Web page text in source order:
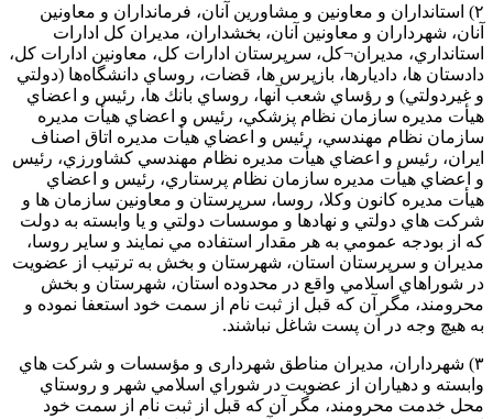
۲) استانداران و معاونين و مشاورين آنان، فرمانداران و معاونين
آنان، شهرداران و معاونین آنان، بخشداران، مديران كل ادارات
استانداري، مديران¬كل، سرپرستان ادارات كل، معاونين ادارات كل،
دادستان ها، داديارها، بازپرس ها، قضات، روساي دانشگاه‌ها (دولتي
و غيردولتي) و رؤساي شعب آنها، روساي بانك ها، رئيس و اعضاي
هيأت مديره سازمان نظام پزشكي، رئيس و اعضاي هيأت مديره
سازمان نظام مهندسي، رئيس و اعضاي هيأت مديره اتاق اصناف
ايران، رئيس و اعضاي هيأت مديره نظام مهندسي كشاورزي، رئيس
و اعضاي هيأت مديره سازمان نظام پرستاري، رئيس و اعضاي
هيأت مديره كانون وكلا، روسا، سرپرستان و معاونين سازمان ها و
شركت هاي دولتي و نهادها و موسسات دولتي و يا وابسته به دولت
كه از بودجه عمومي به هر مقدار استفاده مي نمايند و ساير روسا،
مديران و سرپرستان استان، شهرستان و بخش به ترتيب از عضويت
در شوراهاي اسلامي واقع در محدوده استان، شهرستان و بخش
محرومند، مگر آن كه قبل از ثبت نام از سمت خود استعفا نموده و
به هيچ وجه در آن پست شاغل نباشند.
۳) شهرداران، مديران مناطق شهرداری و مؤسسات و شركت هاي
وابسته و دهیاران از عضويت در شوراي اسلامي شهر و روستاي
محل خدمت محرومند، مگر آن كه قبل از ثبت نام از سمت خود